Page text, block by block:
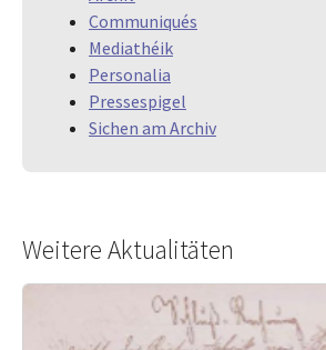
Communiqués
Mediathéik
Personalia
Pressespigel
Sichen am Archiv
Weitere Aktualitäten